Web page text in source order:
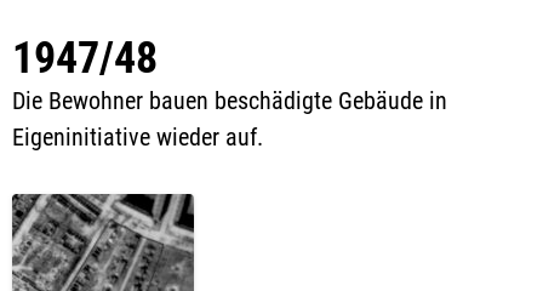
1947/48
Die Bewohner bauen beschädigte Gebäude in
Eigeninitiative wieder auf.